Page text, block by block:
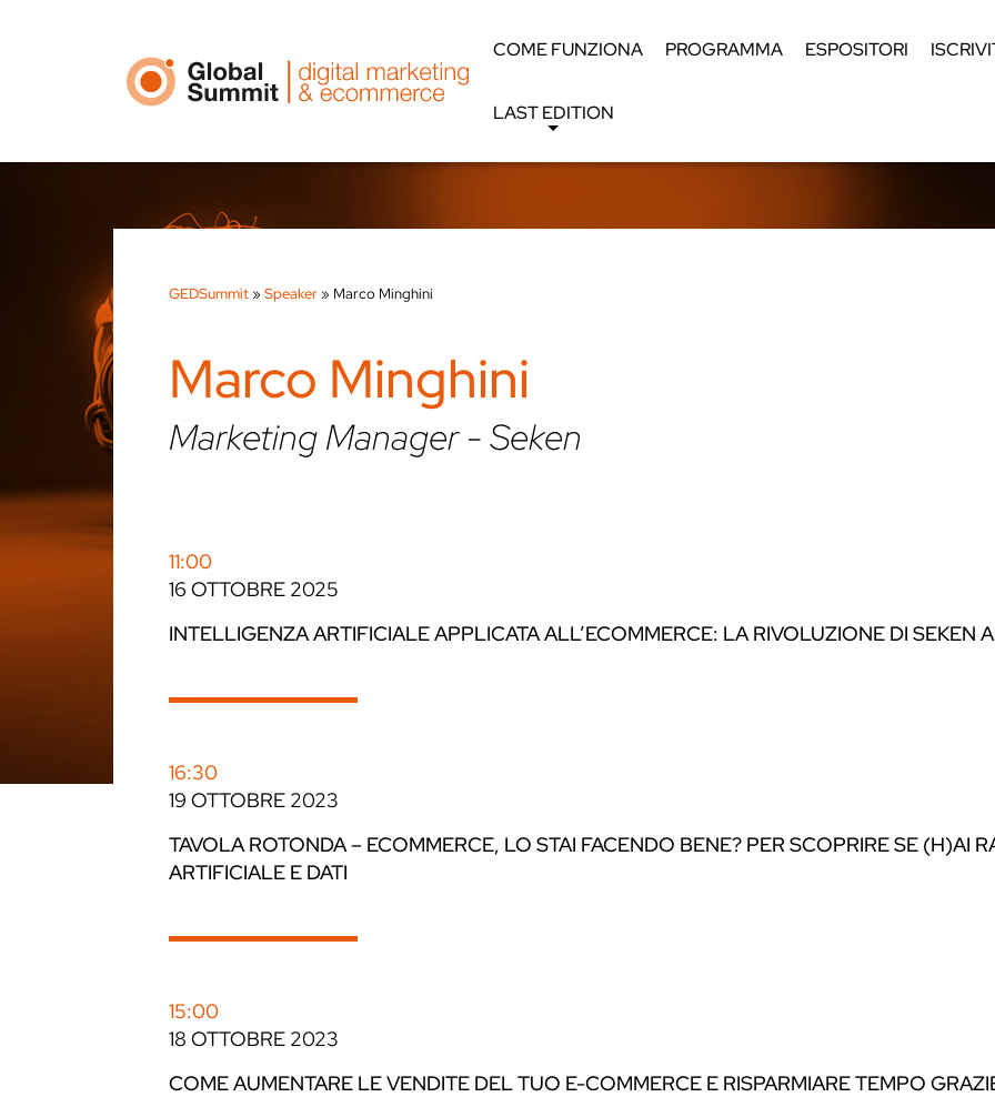
COME FUNZIONA PROGRAMMA ESPOSITORI
LAST EDITION
GEDSummit»Speaker» Marco Minghini
Marco Minghini
Marketing Manager - Seken
11:00
16 OTTOBRE 2025
INTELLIGENZA ARTIFICIALE APPLICATA ALL’ECOMMERCE: LA RIVOLUZIONE DI SEKEN
16:30
19 OTTOBRE 2023
TAVOLA ROTONDA – ECOMMERCE, LO STAI FACENDO BENE? PER SCOPRIRE SE (H)AI
ARTIFICIALE E DATI
15:00
18 OTTOBRE 2023
COME AUMENTARE LE VENDITE DEL TUO E-COMMERCE E RISPARMIARE TEMPO